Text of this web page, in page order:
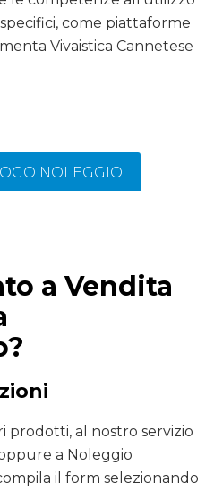
come piattaforme
Vivaistica Cannetese
NOLEGGIO
a Vendita
prodotti, al nostro servizio
a Noleggio
il form selezionando